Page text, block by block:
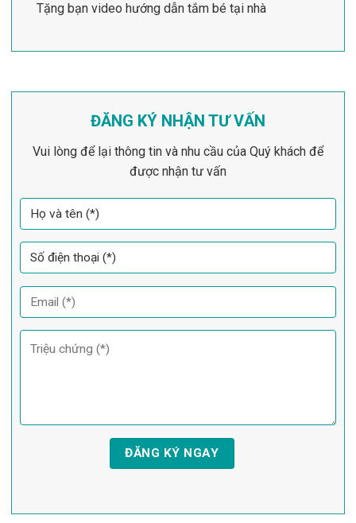
Tặng bạn video hướng dẫn tắm bé tại nhà
ĐĂNG KÝ NHẬN TƯ VẤN
Vui lòng để lại thông tin và nhu cầu của Quý khách để
được nhận tư vấn